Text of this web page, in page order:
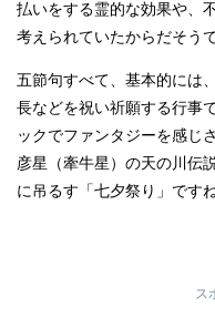
払いをする霊的な効果や、
考えられていたからだそうで
五節句すべて、基本的には
長などを祝い祈願する行事
ックでファンタジーを感じ
彦星（牽牛星）の天の川伝
に吊るす「七夕祭り」ですね
ス